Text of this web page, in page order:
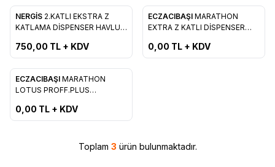
Yeni
Favorilere Ekle
NERGİS 2.KATLI EKSTRA Z
KATLAMA DİSPENSER HAVLU
SELULOZ
750,00 TL + KDV
Yeni
Favorilere Ekle
Tükendi
ECZACIBAŞI MARATHON
EXTRA Z KATLI DİSPENSER
0,00 TL + KDV
Yeni
Favorilere Ekle
ECZACIBAŞI MARATHON
LOTUS PROFF.PLUS
ADET
0,00 TL + KDV
Toplam 3 ürün bulunmaktadır.